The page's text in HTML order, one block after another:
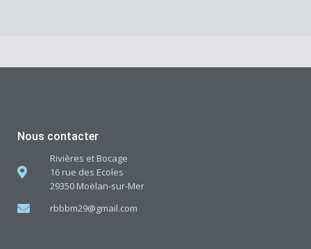
É
v
n
Nous contacter
Rivières et Bocage
16 rue des Ecoles
29350 Moëlan-sur-Mer
rbbbm29@gmail.com